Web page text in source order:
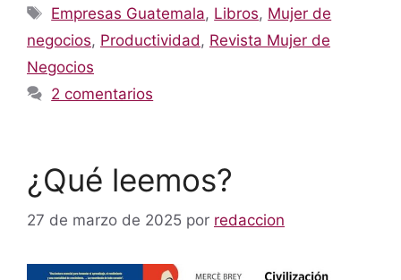
Etiquetas
Empresas Guatemala, Libros, Mujer de
negocios, Productividad, Revista Mujer de
Negocios
2 comentarios
¿Qué leemos?
27 de marzo de 2025 por redaccion